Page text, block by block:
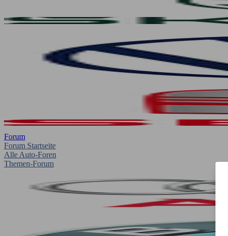
Forum
Forum Startseite
Alle Auto-Foren
Themen-Forum